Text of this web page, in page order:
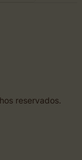
reservados.